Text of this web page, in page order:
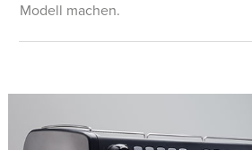
Modell machen.